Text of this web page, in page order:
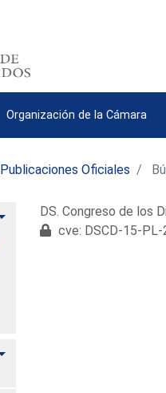
Organización de la Cámara
Publicaciones Oficiales
Alternar
Alternar
DS. Congreso de los
cve: DSCD-15-PL-